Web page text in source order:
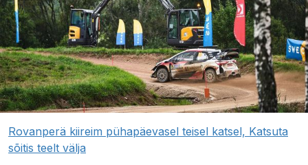
Rovanperä kiireim pühapäevasel teisel katsel, Katsuta
sõitis teelt välja